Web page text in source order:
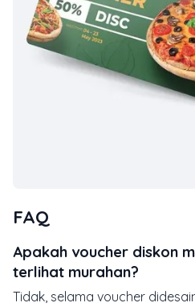
FAQ
Apakah voucher diskon
terlihat murahan?
Tidak, selama voucher